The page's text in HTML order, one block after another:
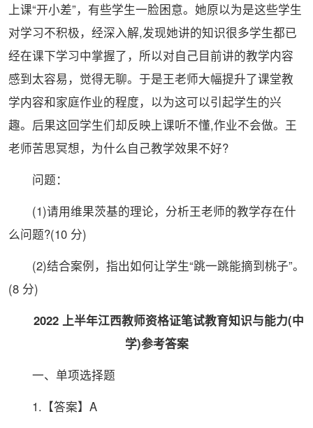
上课“开小差”，有些学生一脸困意。她原以为是这些学生
对学习不积极，经深入解,发现她讲的知识很多学生都已
经在课下学习中掌握了，所以对自己目前讲的教学内容
感到太容易，觉得无聊。于是王老师大幅提升了课堂教
学内容和家庭作业的程度，以为这可以引起学生的兴
趣。后果这回学生们却反映上课听不懂,作业不会做。王
老师苦思冥想，为什么自己教学效果不好?
问题：
(1)请用维果茨基的理论，分析王老师的教学存在什
么问题?(10 分)
(2)结合案例，指出如何让学生“跳一跳能摘到桃子”。
(8 分)
2022 上半年江西教师资格证笔试教育知识与能力(中
学)参考答案
一、单项选择题
1.【答案】A